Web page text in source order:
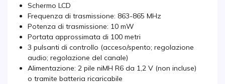
Schermo LCD
Frequenza di trasmissione: 863-865 MHz
Potenza di trasmissione: 10 mW
Portata approssimata di 100 metri
3 pulsanti di controllo (acceso/spento; regolazione
audio; regolazione del canale)
Alimentazione: 2 pile niMH R6 da 1,2 V (non incluse)
o tramite batteria ricaricabile